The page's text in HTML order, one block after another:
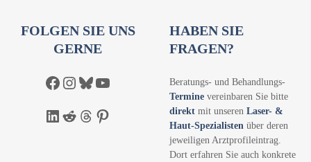
FOLGEN SIE UNS
GERNE
Facebook Instagram Bluesky YouTube
LinkedIn Reddit Threads Pinterest
HABEN SIE
FRAGEN?
Beratungs- und Behandlungs-
Termine vereinbaren Sie bitte
direkt mit unseren Laser- &
Haut-Spezialisten über deren
jeweiligen Arztprofileintrag.
Dort erfahren Sie auch konkrete